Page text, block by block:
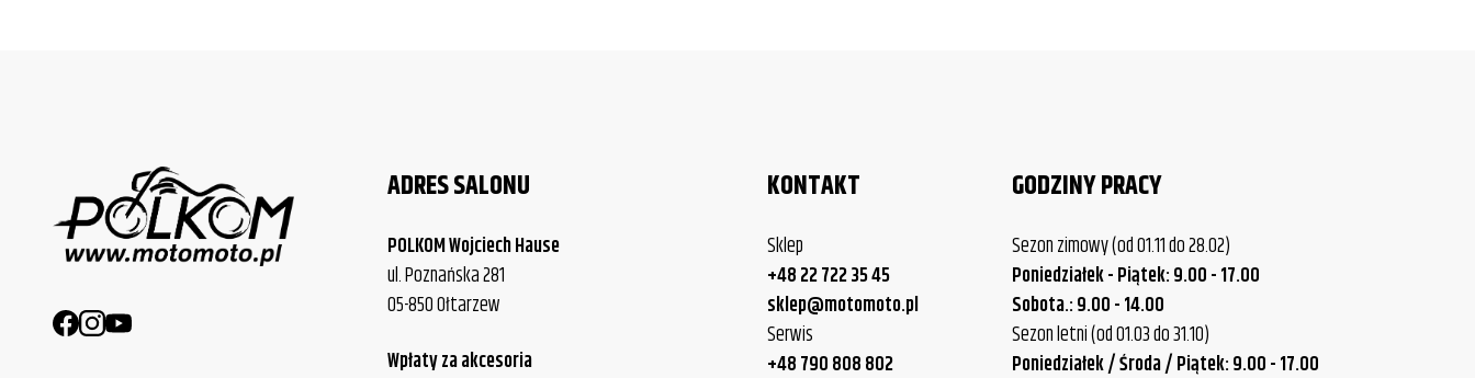
ADRES SALONU
POLKOM Wojciech Hause
ul. Poznańska 281
05-850 Ołtarzew
Wpłaty za akcesoria
KONTAKT
Sklep
+48 22 722 35 45
sklep@motomoto.pl
Serwis
+48 790 808 802
GODZINY PRACY
Sezon zimowy (od 01.11 do 28.02)
Poniedziałek - Piątek: 9.00 - 17.00
Sobota.: 9.00 - 14.00
Sezon letni (od 01.03 do 31.10)
Poniedziałek / Środa / Piątek: 9.00 - 17.00